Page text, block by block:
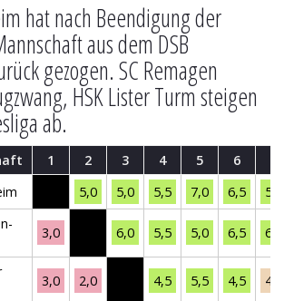
hat nach Beendigung der
aus dem DSB
gezogen. SC Remagen
HSK Lister Turm steigen
ab.
1 2 3 4 5 6
5,0 5,0 5,5 7,0 6,5 5,0
3,0 6,0 5,5 5,0 6,5 6,5
3,0 2,0 4,5 5,5 4,5 4,0